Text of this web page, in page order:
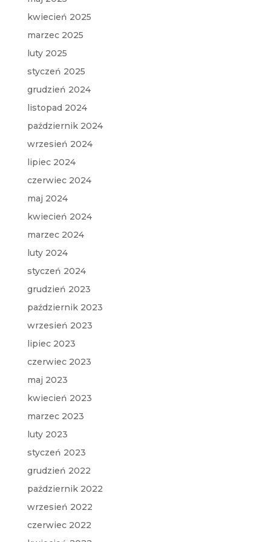
kwiecień 2025
marzec 2025
luty 2025
styczeń 2025
grudzień 2024
listopad 2024
październik 2024
wrzesień 2024
lipiec 2024
czerwiec 2024
maj 2024
kwiecień 2024
marzec 2024
luty 2024
styczeń 2024
grudzień 2023
październik 2023
wrzesień 2023
lipiec 2023
czerwiec 2023
maj 2023
kwiecień 2023
marzec 2023
luty 2023
styczeń 2023
grudzień 2022
październik 2022
wrzesień 2022
czerwiec 2022